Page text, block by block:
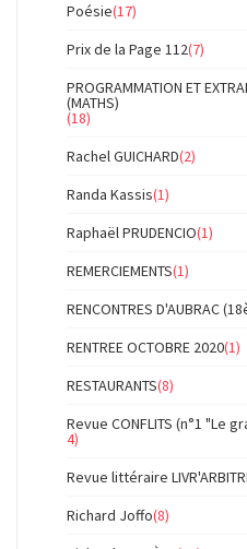
Poésie(17)
Prix de la Page 112(7)
PROGRAMMATION ET
(MATHS)
(18)
Rachel GUICHARD(2)
Randa Kassis(1)
Raphaël PRUDENCIO(1)
REMERCIEMENTS(1)
RENCONTRES D'AUBRAC
RENTREE OCTOBRE 2020(1)
RESTAURANTS(8)
Revue CONFLITS (n°1 "Le
4)
Revue littéraire
Richard Joffo(8)